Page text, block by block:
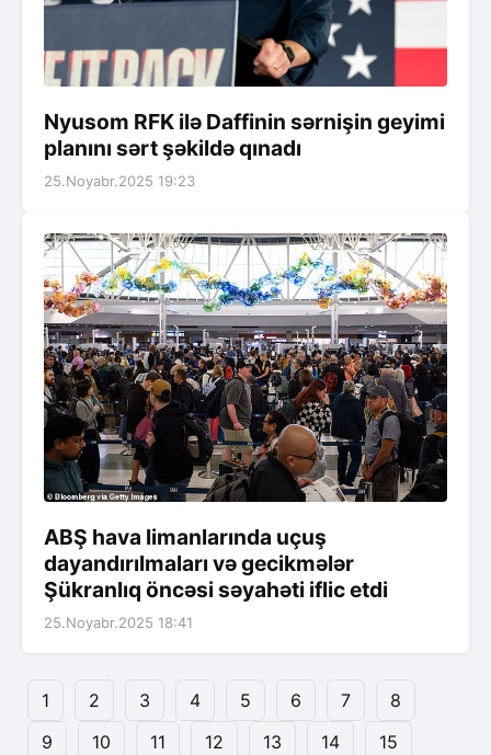
Nyusom RFK ilə Daffinin sərnişin geyimi
planını sərt şəkildə qınadı
25.Noyabr.2025 19:23
ABŞ hava limanlarında uçuş
dayandırılmaları və gecikmələr
Şükranlıq öncəsi səyahəti iflic etdi
25.Noyabr.2025 18:41
1 2 3 4 5 6 7
8
9
10 11 12 13 14
15